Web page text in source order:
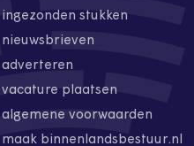
ingezonden stukken
nieuwsbrieven
adverteren
vacature plaatsen
algemene voorwaarden
maak binnenlandsbestuur.nl